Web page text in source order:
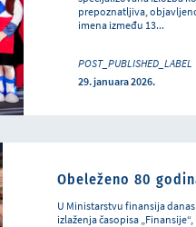
prepoznatljiva,
imena između 13...
POST_PUBLISHED_LABEL
29. januara 2026.
Obeleženo 80
U Ministarstvu finansija
izlaženja časopisa